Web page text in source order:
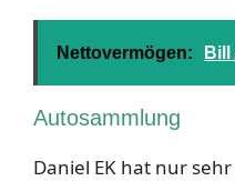
Nettovermögen:
Autosammlung
Daniel EK hat nur